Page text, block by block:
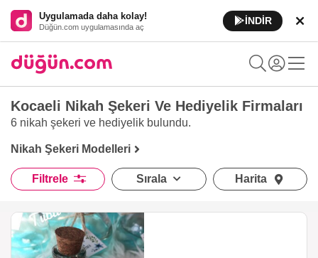
Uygulamada daha kolay!
Düğün.com uygulamasında aç
İNDİR
Kocaeli Nikah Şekeri Ve Hediyelik Firmaları
6 nikah şekeri ve hediyelik bulundu.
Nikah Şekeri Modelleri
Filtrele Sırala Harita